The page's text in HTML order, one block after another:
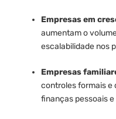
Empresas em
aumentam o
escalabilidade nos
Empresas
controles formais e
finanças pessoais